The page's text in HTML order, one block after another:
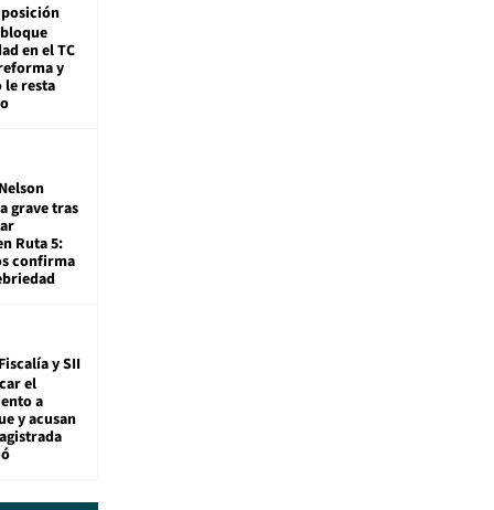
en el TC
y
resta
Nelson
grave tras
Ruta 5:
confirma
Fiscalía y SII
el
a
y acusan